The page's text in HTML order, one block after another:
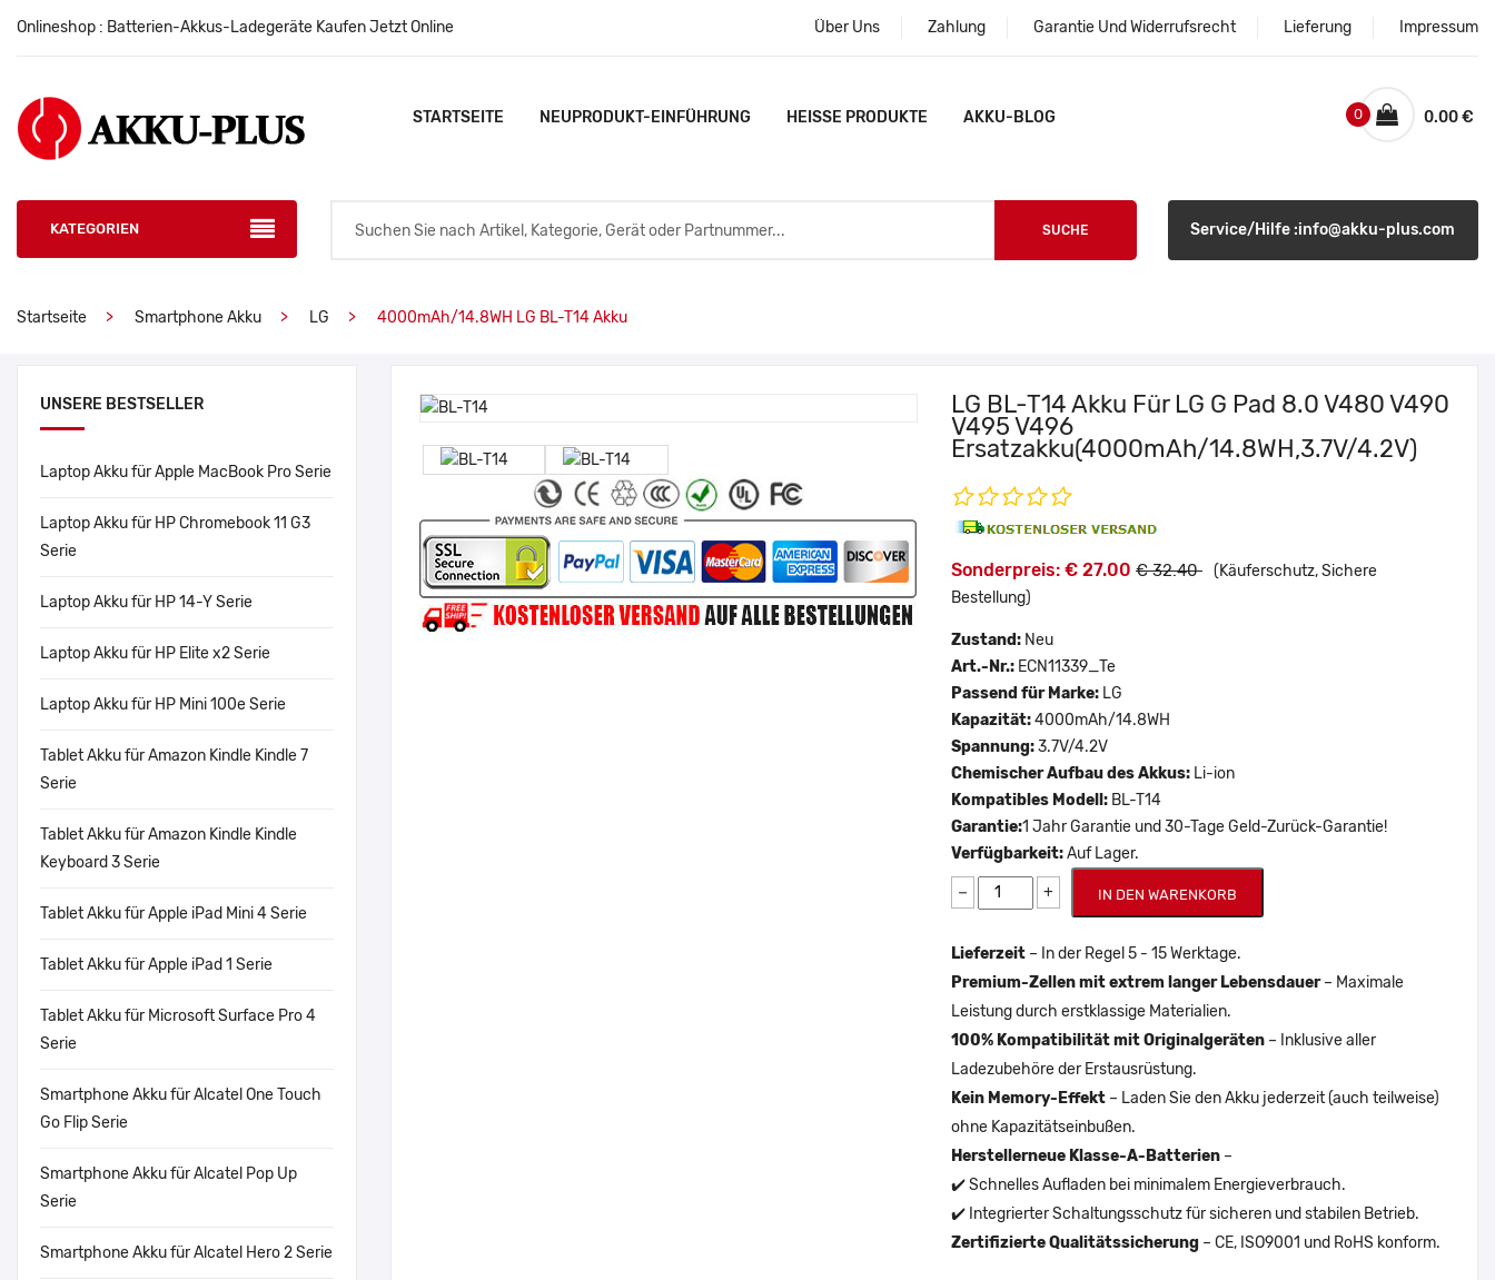
Onlineshop : Batterien-Akkus-Ladegeräte Kaufen Jetzt Online Über Uns Zahlung Garantie Und Widerrufsrecht Lieferung Impressum
STARTSEITE NEUPRODUKT-EINFÜHRUNG HEISSE PRODUKTE AKKU-BLOG 0.00 €
0
KATEGORIEN SUCHE Service/Hilfe :info@akku-plus.com
Startseite Smartphone Akku LG 4000mAh/14.8WH LG BL-T14 Akku
UNSERE BESTSELLER
Laptop Akku für Apple MacBook Pro Serie
Laptop Akku für HP Chromebook 11 G3
Serie
Laptop Akku für HP 14-Y Serie
Laptop Akku für HP Elite x2 Serie
Laptop Akku für HP Mini 100e Serie
Tablet Akku für Amazon Kindle Kindle 7
Serie
Tablet Akku für Amazon Kindle Kindle
Keyboard 3 Serie
Tablet Akku für Apple iPad Mini 4 Serie
Tablet Akku für Apple iPad 1 Serie
Tablet Akku für Microsoft Surface Pro 4
Serie
Smartphone Akku für Alcatel One Touch
Go Flip Serie
Smartphone Akku für Alcatel Pop Up
Serie
Smartphone Akku für Alcatel Hero 2 Serie
LG BL-T14 Akku Für LG G Pad 8.0 V480 V490
V495 V496
Ersatzakku(4000mAh/14.8WH,3.7V/4.2V)
Sonderpreis: € 27.00 € 32.40 (Käuferschutz, Sichere
Bestellung)
Zustand: Neu
Art.-Nr.: ECN11339_Te
Passend für Marke: LG
Kapazität:4000mAh/14.8WH
Spannung:3.7V/4.2V
Chemischer Aufbau des Akkus: Li-ion
Kompatibles Modell: BL-T14
Garantie:1 Jahr Garantie und 30-Tage Geld-Zurück-Garantie!
Verfügbarkeit:Auf Lager.
− + IN DEN WARENKORB
Lieferzeit – In der Regel 5 - 15 Werktage.
Premium-Zellen mit extrem langer Lebensdauer– Maximale
Leistung durch erstklassige Materialien.
100% Kompatibilität mit Originalgeräten – Inklusive aller
Ladezubehöre der Erstausrüstung.
Kein Memory-Effekt – Laden Sie den Akku jederzeit (auch teilweise)
ohne Kapazitätseinbußen.
Herstellerneue Klasse-A-Batterien –
✔️ Schnelles Aufladen bei minimalem Energieverbrauch.
✔️ Integrierter Schaltungsschutz für sicheren und stabilen Betrieb.
Zertifizierte Qualitätssicherung – CE, ISO9001 und RoHS konform.